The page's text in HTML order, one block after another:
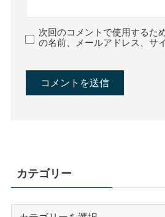
次回のコメントで使用するた
の名前、メールアドレス、サ
カテゴリー